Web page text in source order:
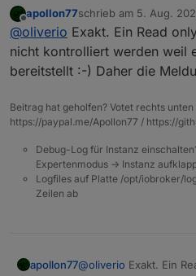
@idlebitNa ok :-))
Laut Quellcode ist die
so:
also das heisst, das
adaptern erstellt und
soll.
readonly (warum auch
den ebenfalls mit
Offline
apollon77schrieb am 5. Aug.
zuletzt editiert von
@oliverio Exakt. Ein Read
nicht kontrolliert werden weil
bereitstellt :-) Daher die
Beitrag hat geholfen? Votet rechts
https://paypal.me/Apollon77 / https://
Debug-Log für Instanz
Expertenmodus -> Instanz
Logfiles auf Platte /opt/iobroker/
Zeilen ab
apollon77@oliverio Exakt. Ein